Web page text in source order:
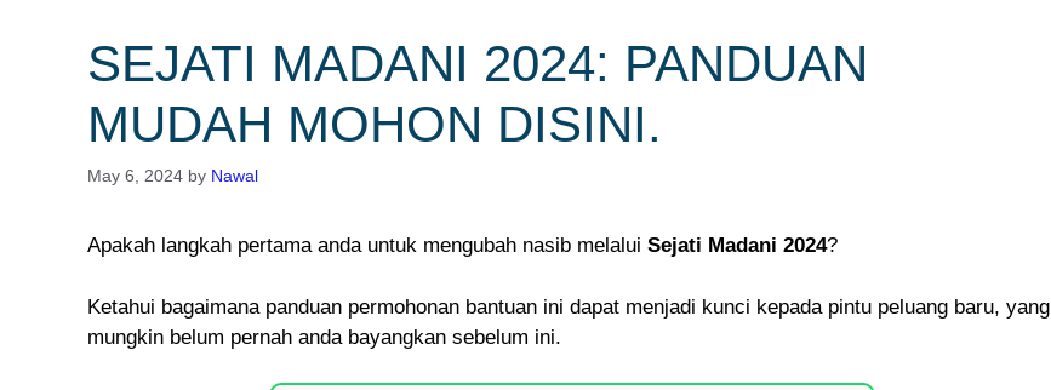
SEJATI MADANI 2024: PANDUAN
MUDAH MOHON DISINI.
May 6, 2024 by Nawal
Apakah langkah pertama anda untuk mengubah nasib melalui Sejati Madani 2024?
Ketahui bagaimana panduan permohonan bantuan ini dapat menjadi kunci kepada pintu peluang baru, yang
mungkin belum pernah anda bayangkan sebelum ini.